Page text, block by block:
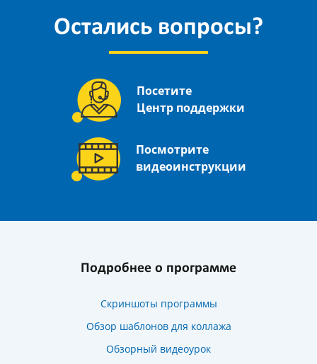
Остались вопросы?
Посетите
Центр поддержки
Посмотрите
видеоинструкции
Подробнее о программе
Скриншоты программы
Обзор шаблонов для коллажа
Обзорный видеоурок